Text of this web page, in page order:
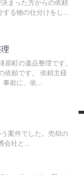
まった方からの依頼
る物の仕分けをし...
町の遺品整理です。
依頼です。 依頼主様
前に、依...
案件でした。売却の
社と...